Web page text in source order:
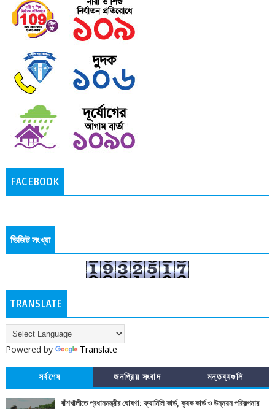
FACEBOOK
ভিজিট সংখ্যা
TRANSLATE
Powered by Translate
সর্বশেষ জনপ্রিয় সংবাদ মন্তব্যগুলি
বাঁশখালীতে প্রধানমন্ত্রীর ঘোষণা: ফ্যামিলি কার্ড, কৃষক কার্ড ও উন্নয়ন পরিকল্পনার